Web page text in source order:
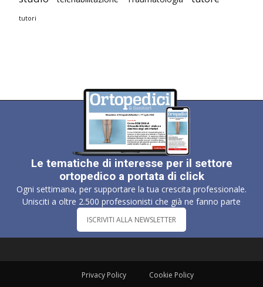
tutori
Le tematiche di interesse per il settore
ortopedico a portata di click
Ogni settimana, per supportare la tua crescita professionale.
Unisciti a oltre 2.500 professionisti che già ne fanno parte
ISCRIVITI ALLA NEWSLETTER
Privacy Policy Cookie Policy